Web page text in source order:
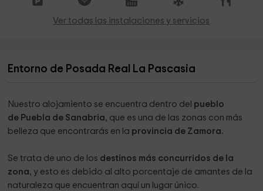
Ver todas las instalaciones y servicios
Entorno de Posada Real La Pascasia
Nuestro alojamiento se encuentra dentro del pueblo
de Puebla de Sanabria, que es una de las zonas con más
belleza que encontrarás en la provincia de Zamora.
Se trata de uno de los destinos más concurridos de la
zona, y esto es debido al alto porcentaje de amantes de la
naturaleza que encuentran aquí un lugar único.